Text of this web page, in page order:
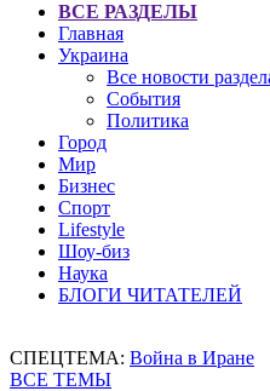
ВСЕ РАЗДЕЛЫ
Главная
Украина
Все новости
События
Политика
Город
Мир
Бизнес
Спорт
Lifestyle
Шоу-биз
Наука
БЛОГИ ЧИТАТЕЛЕЙ
СПЕЦТЕМА: Война в Иране
ВСЕ ТЕМЫ